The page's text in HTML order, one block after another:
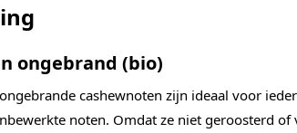
ongebrand (bio)
cashewnoten zijn ideaal voor
noten. Omdat ze niet geroosterd